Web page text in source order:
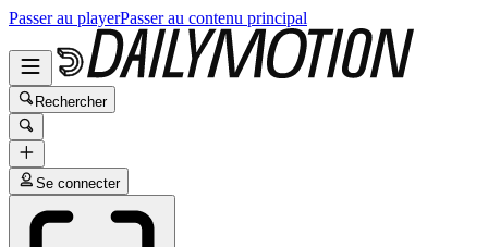
Passer au playerPasser au contenu principal
Rechercher
Se connecter